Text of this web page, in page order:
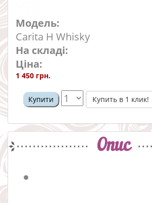
Модель:
Carita H Whisky
На складі:
Ціна:
1 450 грн.
Купити Купить в 1 клик!
Опис